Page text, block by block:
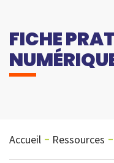
FICHE
Accueil Ressources